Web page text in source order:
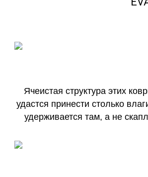
Ячеистая структура этих
удастся принести столько
удерживается там, а не